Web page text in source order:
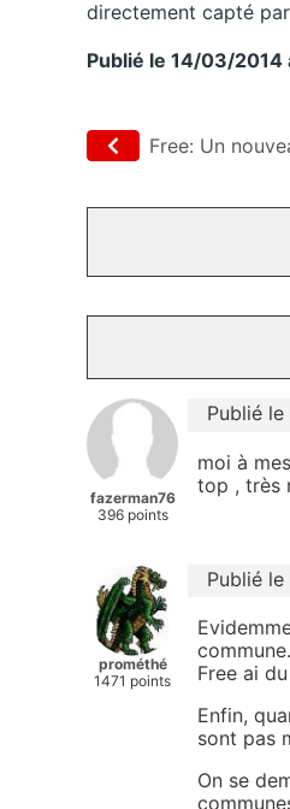
directement capté
Publié le 14/03/2014
Free: Un
fazerman76
396 points
Publié le
moi à
top , très
prométhé
1471 points
Publié
Free ai
Enfin,
sont pas
On se